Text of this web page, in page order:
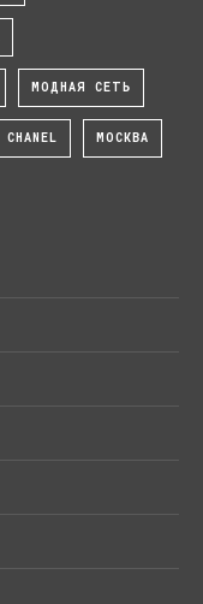
МОДНАЯ СЕТЬ
CHANEL МОСКВА